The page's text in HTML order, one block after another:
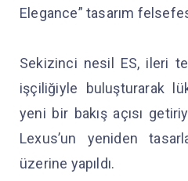
Elegance” tasarım
Sekizinci nesil ES, ileri
işçiliğiyle buluşturarak
yeni bir bakış açısı
Lexus’un yeniden
üzerine yapıldı.